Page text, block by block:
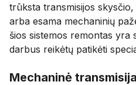
trūksta transmisijos
arba esama mechaninių
šios sistemos remontas yra
darbus reikėtų patikėti
Mechaninė transmisija